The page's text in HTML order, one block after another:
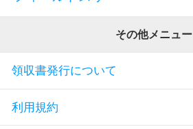
その他メニュー
領収書発行について
利用規約